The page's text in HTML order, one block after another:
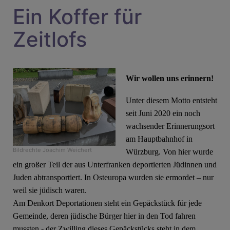
Ein Koffer für
Zeitlofs
Bildrechte Joachim Weichert
Wir wollen uns erinnern!
Unter diesem Motto entsteht
seit Juni 2020 ein noch
wachsender Erinnerungsort
am Hauptbahnhof in
Würzburg. Von hier wurde
ein großer Teil der aus Unterfranken deportierten Jüdinnen und
Juden abtransportiert. In Osteuropa wurden sie ermordet – nur
weil sie jüdisch waren.
Am Denkort Deportationen steht ein Gepäckstück für jede
Gemeinde, deren jüdische Bürger hier in den Tod fahren